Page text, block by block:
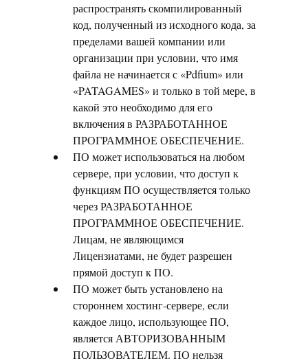
распространять скомпилированный
код, полученный из исходного кода, за
пределами вашей компании или
организации при условии, что имя
файла не начинается с «Pdfium» или
«PATAGAMES» и только в той мере, в
какой это необходимо для его
включения в РАЗРАБОТАННОЕ
ПРОГРАММНОЕ ОБЕСПЕЧЕНИЕ.
ПО может использоваться на любом
сервере, при условии, что доступ к
функциям ПО осуществляется только
через РАЗРАБОТАННОЕ
ПРОГРАММНОЕ ОБЕСПЕЧЕНИЕ.
Лицам, не являющимся
Лицензиатами, не будет разрешен
прямой доступ к ПО.
ПО может быть установлено на
стороннем хостинг-сервере, если
каждое лицо, использующее ПО,
является АВТОРИЗОВАННЫМ
ПОЛЬЗОВАТЕЛЕМ. ПО нельзя